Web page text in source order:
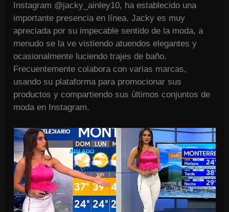
Instagram @jacky_ainley10, ha establecido una
importante presencia en línea. Jacky es muy
apreciada por su impecable sentido de la moda, a
menudo se la ve vistiendo atuendos elegantes y
ocasionalmente luciendo trajes de baño.
Frecuentemente colabora con varias marcas,
usando su plataforma para promocionar sus
productos y compartiendo sus últimos conjuntos de
moda en Instagram.